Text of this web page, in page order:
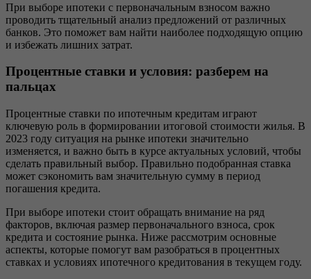
При выборе ипотеки с первоначальным взносом важно
проводить тщательный анализ предложений от различных
банков. Это поможет вам найти наиболее подходящую опцию
и избежать лишних затрат.
Процентные ставки и условия: разберем на
пальцах
Процентные ставки по ипотечным кредитам играют
ключевую роль в формировании итоговой стоимости жилья. В
2023 году ситуация на рынке ипотеки значительно
изменяется, и важно быть в курсе актуальных условий, чтобы
сделать правильный выбор. Правильно подобранная ставка
может сэкономить вам значительную сумму в период
погашения кредита.
При выборе ипотеки стоит обращать внимание на ряд
факторов, включая размер первоначального взноса, срок
кредита и состояние рынка. Ниже рассмотрим основные
аспекты, которые помогут вам разобраться в процентных
ставках и условиях ипотечного кредитования в текущем году.